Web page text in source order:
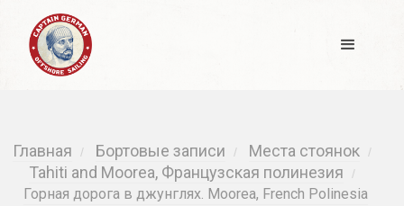
Главная / Бортовые записи / Места стоянок /
Tahiti and Moorea, Французская полинезия /
Горная дорога в джунглях. Moorea, French Polinesia